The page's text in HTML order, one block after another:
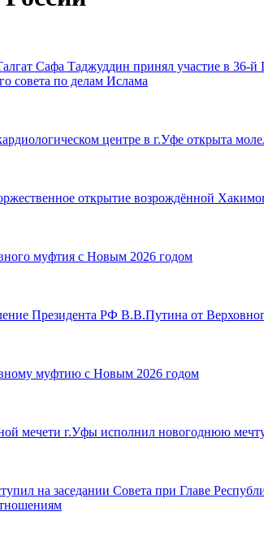
Сафа Таджуддин принял участие в 36-й
совета по делам Ислама
центре в г.Уфе открыта
открытие возрождённой
муфтия с Новым 2026 годом
Президента РФ В.В.Путина от
муфтию с Новым 2026 годом
мечети г.Уфы исполнил новогоднюю мечту
на заседании Совета при Главе